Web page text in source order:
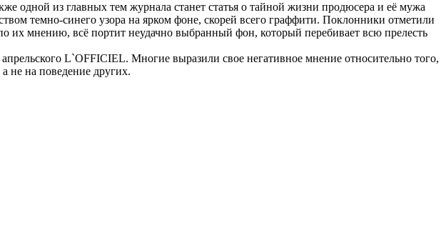
одной из главных тем журнала станет статья о тайной жизни продюсера и её мужа
темно-синего узора на ярком фоне, скорей всего граффити. Поклонники отметили
их мнению, всё портит неудачно выбранный фон, который перебивает всю прелесть
L`OFFICIEL. Многие выразили свое негативное мнение относительно того,
не на поведение других.